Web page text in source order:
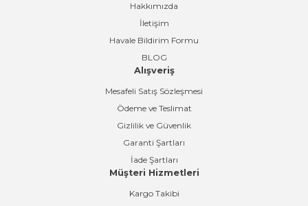
Hakkımızda
İletişim
Havale Bildirim Formu
BLOG
Alışveriş
Mesafeli Satış Sözleşmesi
Ödeme ve Teslimat
Gizlilik ve Güvenlik
Garanti Şartları
İade Şartları
Müşteri Hizmetleri
Kargo Takibi